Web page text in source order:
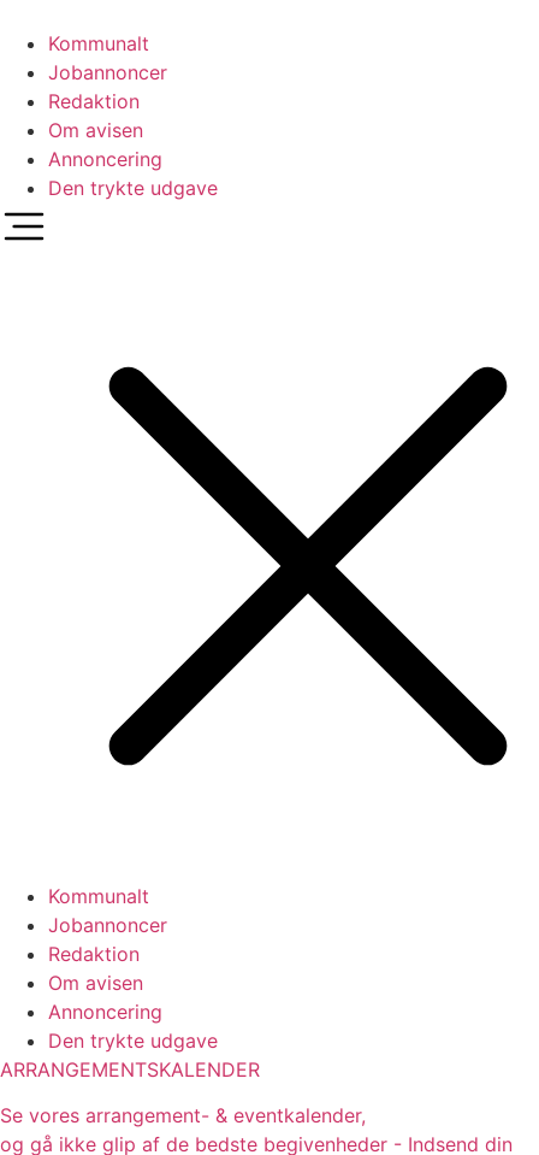
indhold
Kommunalt
Jobannoncer
Redaktion
Om avisen
Annoncering
Den trykte udgave
Kommunalt
Jobannoncer
Redaktion
Om avisen
Annoncering
Den trykte udgave
ARRANGEMENTSKALENDER
Se vores arrangement- & eventkalender,
og gå ikke glip af de bedste begivenheder - Indsend din